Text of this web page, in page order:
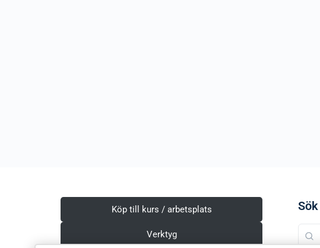
Köp till kurs / arbetsplats
Verktyg
Sök